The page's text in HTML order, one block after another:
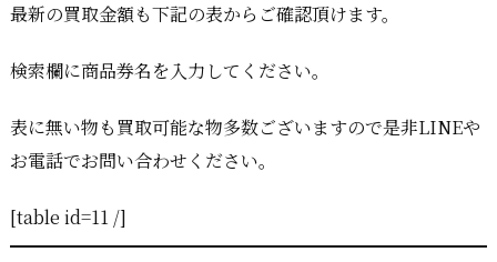
最新の買取金額も下記の表からご確認頂けます。
検索欄に商品券名を入力してください。
表に無い物も買取可能な物多数ございますので是非LINEや
お電話でお問い合わせください。
[table id=11 /]